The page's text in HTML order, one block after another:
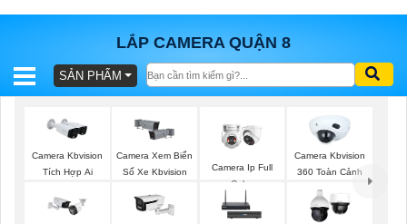
LẮP CAMERA QUẬN 8
BÁO
TRỌN
GÓI
SẢN PHẨM
Camera Kbvision
Tích Hợp Ai
Camera Xem Biển
Số Xe Kbvision
Camera Ip Full
Color
Camera Kbvision
360 Toàn Cảnh